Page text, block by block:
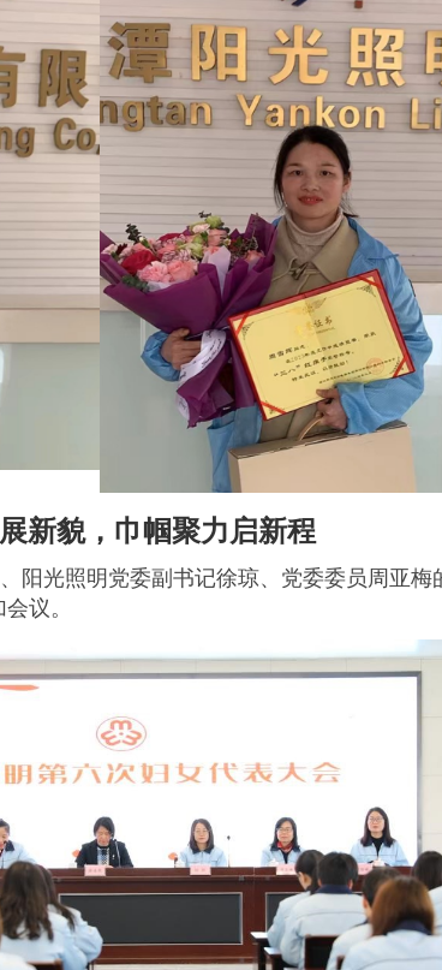
新貌，巾帼聚力启新程
阳光照明党委副书记徐琼、党委委员周亚梅
议。